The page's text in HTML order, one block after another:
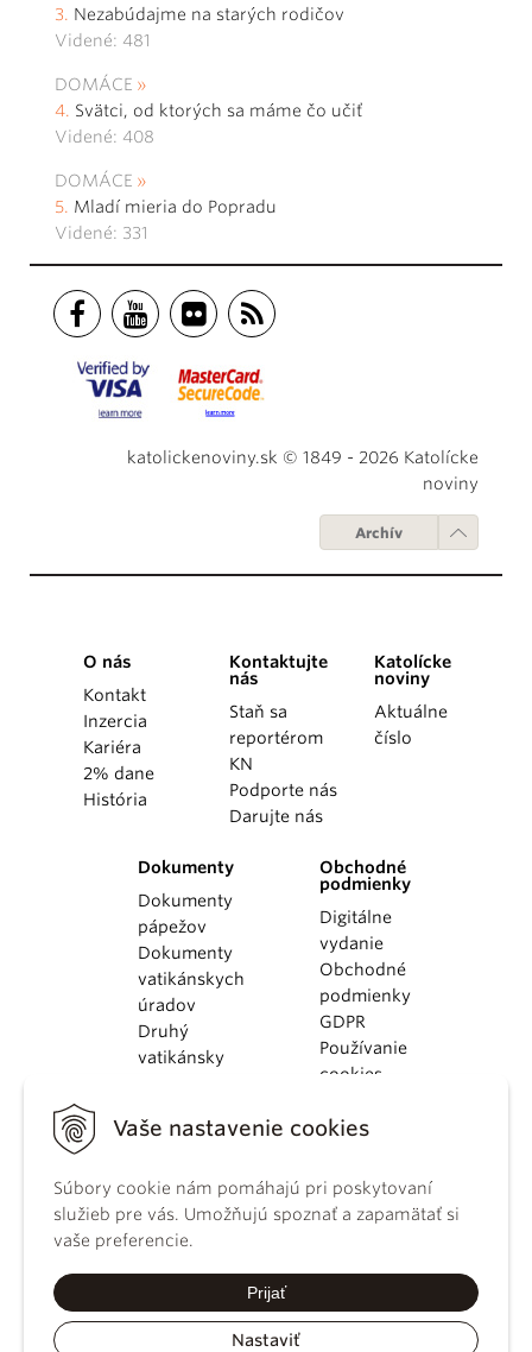
Vaše nastavenie cookies
Súbory cookie nám pomáhajú pri poskytovaní
služieb pre vás. Umožňujú spoznať a zapamätať si
vaše preferencie.
Prijať
Nastaviť
Nezabúdajme na starých rodičov
Videné: 481
DOMÁCE
Svätci, od ktorých sa máme čo učiť
Videné: 408
DOMÁCE
Mladí mieria do Popradu
Videné: 331
katolickenoviny.sk © 1849 - 2026 Katolícke
noviny
Archív
O nás
Kontakt
Inzercia
Kariéra
2% dane
História
Kontaktujte
nás
Staň sa
reportérom
KN
Podporte nás
Darujte nás
Katolícke
noviny
Aktuálne
číslo
Dokumenty
Dokumenty
pápežov
Dokumenty
vatikánskych
úradov
Druhý
vatikánsky
KBS
kánonického
práva
Katechizmus
Obchodné
podmienky
Digitálne
vydanie
Obchodné
podmienky
GDPR
Používanie
cookies